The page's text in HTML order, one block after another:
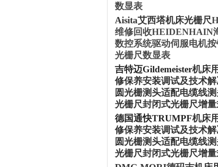
数显表
Aisita艾西塔机床光栅尺
维修回收HEIDENHAIN
数控系统驱动伺服电机
光栅尺数显表
吉特迈Gildemeister机床
修保养安装调试及技术
圆光栅测头适配电缆线
光栅尺封闭式光栅尺增
德国通快TRUMPF机床
修保养安装调试及技术
圆光栅测头适配电缆线
光栅尺封闭式光栅尺增